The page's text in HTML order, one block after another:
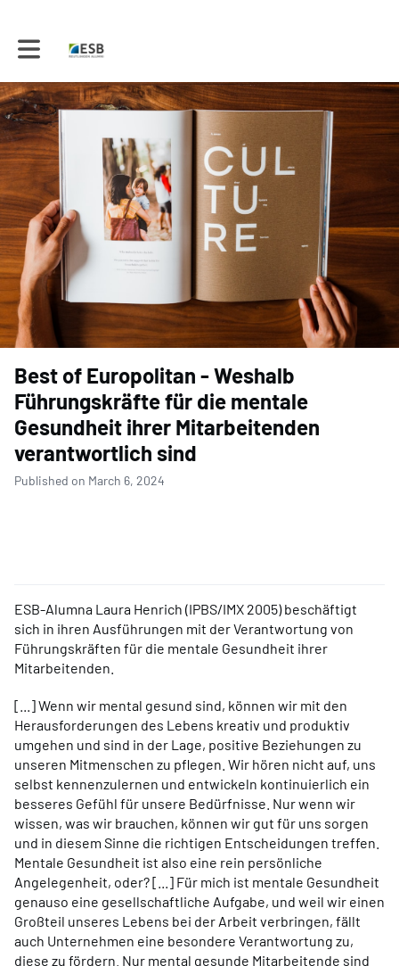
Toggle main navigation
Best of Europolitan - Weshalb
Führungskräfte für die mentale
Gesundheit ihrer Mitarbeitenden
verantwortlich sind
Published on March 6, 2024
ESB-Alumna Laura Henrich (IPBS/IMX 2005) beschäftigt
sich in ihren Ausführungen mit der Verantwortung von
Führungskräften für die mentale Gesundheit ihrer
Mitarbeitenden.
[...] Wenn wir mental gesund sind, können wir mit den
Herausforderungen des Lebens kreativ und produktiv
umgehen und sind in der Lage, positive Beziehungen zu
unseren Mitmenschen zu pflegen. Wir hören nicht auf, uns
selbst kennenzulernen und entwickeln kontinuierlich ein
besseres Gefühl für unsere Bedürfnisse. Nur wenn wir
wissen, was wir brauchen, können wir gut für uns sorgen
und in diesem Sinne die richtigen Entscheidungen treffen.
Mentale Gesundheit ist also eine rein persönliche
Angelegenheit, oder? [...] Für mich ist mentale Gesundheit
genauso eine gesellschaftliche Aufgabe, und weil wir einen
Großteil unseres Lebens bei der Arbeit verbringen, fällt
auch Unternehmen eine besondere Verantwortung zu,
diese zu fördern. Nur mental gesunde Mitarbeitende sind